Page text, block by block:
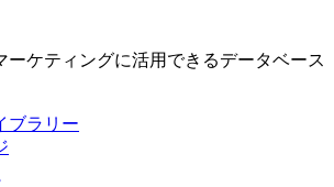
ーケティングに活用できるデータベース